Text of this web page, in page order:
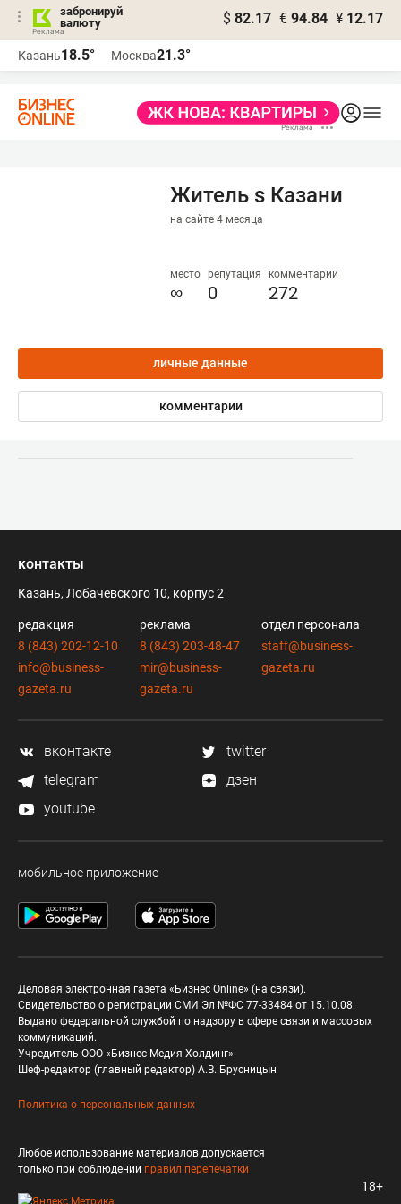
забронируй
валюту
$ 82.17 € 94.84 ¥ 12.17
Казань18.5° Москва21.3°
Житель s Казани
на сайте 4 месяца
место
∞
репутация
0
комментарии
272
личные данные
комментарии
контакты
Казань, Лобачевского 10, корпус 2
редакция
8 (843) 202-12-10
info@business-
gazeta.ru
реклама
8 (843) 203-48-47
mir@business-
gazeta.ru
отдел персонала
staff@business-
gazeta.ru
вконтакте
twitter
telegram
дзен
youtube
мобильное приложение
Деловая электронная газета «Бизнес Online» (на связи).
Свидетельство о регистрации СМИ Эл №ФС 77-33484 от 15.10.08.
Выдано федеральной службой по надзору в сфере связи и массовых
коммуникаций.
Учредитель ООО «Бизнес Медия Холдинг»
Шеф-редактор (главный редактор) А.В. Брусницын
Политика о персональных данных
Любое использование материалов допускается
только при соблюдении правил перепечатки
18+